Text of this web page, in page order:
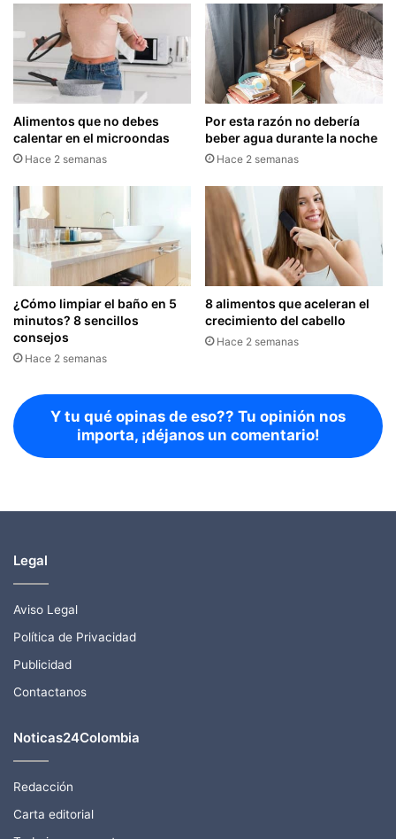
Alimentos que no debes
calentar en el microondas
Hace 2 semanas
Por esta razón no debería
beber agua durante la noche
Hace 2 semanas
¿Cómo limpiar el baño en 5
minutos? 8 sencillos
consejos
Hace 2 semanas
8 alimentos que aceleran el
crecimiento del cabello
Hace 2 semanas
Y tu qué opinas de eso?? Tu opinión nos
importa, ¡déjanos un comentario!
Legal
Aviso Legal
Política de Privacidad
Publicidad
Contactanos
Noticas24Colombia
Redacción
Carta editorial